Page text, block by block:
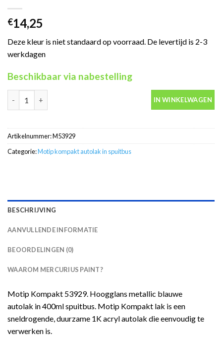
€14,25
Deze kleur is niet standaard op voorraad. De levertijd is 2-3
werkdagen
Beschikbaar via nabestelling
Motip Kompakt 53929 blauw metallic autolak in spuitbus 400ml
IN WINKELWAGEN
Artikelnummer:M53929
Categorie:Motip kompakt autolak in spuitbus
BESCHRIJVING
AANVULLENDE INFORMATIE
BEOORDELINGEN (0)
WAAROM MERCURIUS PAINT?
Motip Kompakt 53929. Hoogglans metallic blauwe
autolak in 400ml spuitbus. Motip Kompakt lak is een
sneldrogende, duurzame 1K acryl autolak die eenvoudig te
verwerken is.